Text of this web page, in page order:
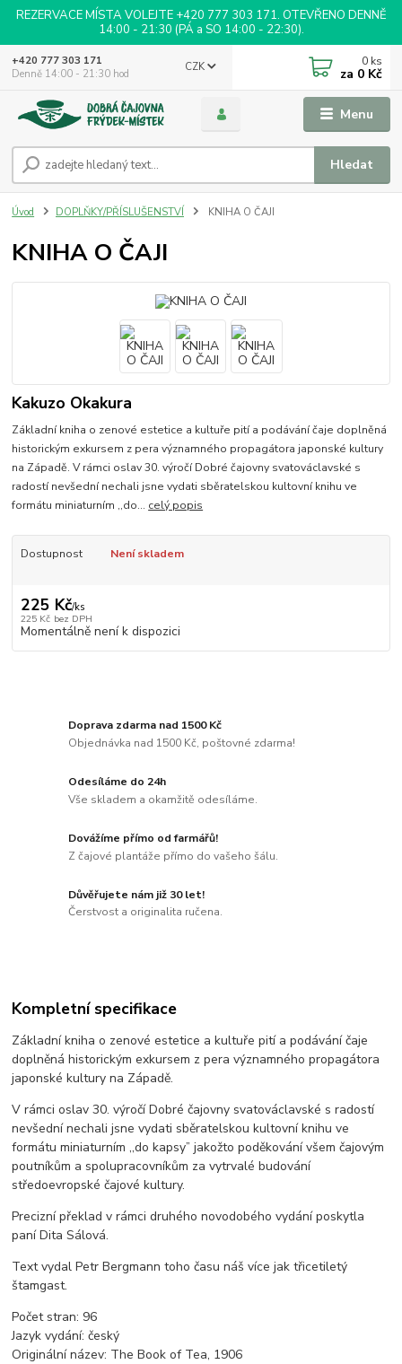
REZERVACE MÍSTA VOLEJTE +420 777 303 171. OTEVŘENO DENNĚ
14:00 - 21:30 (PÁ a SO 14:00 - 22:30).
Menu
CZK
Hledat
+420 777 303 171
Denně 14:00 - 21:30 hod
0 ks
za 0 Kč
Úvod DOPLŇKY/PŘÍSLUŠENSTVÍ KNIHA O ČAJI
KNIHA O ČAJI
Kakuzo Okakura
Základní kniha o zenové estetice a kultuře pití a podávání čaje doplněná
historickým exkursem z pera významného propagátora japonské kultury
na Západě. V rámci oslav 30. výročí Dobré čajovny svatováclavské s
radostí nevšední nechali jsne vydati sběratelskou kultovní knihu ve
formátu miniaturním ,,do... celý popis
Dostupnost Není skladem
225 Kč/ks
225 Kč bez DPH
Momentálně není k dispozici
Doprava zdarma nad 1500 Kč
Objednávka nad 1500 Kč, poštovné zdarma!
Odesíláme do 24h
Vše skladem a okamžitě odesíláme.
Dovážíme přímo od farmářů!
Z čajové plantáže přímo do vašeho šálu.
Důvěřujete nám již 30 let!
Čerstvost a originalita ručena.
Kompletní specifikace
Základní kniha o zenové estetice a kultuře pití a podávání čaje
doplněná historickým exkursem z pera významného propagátora
japonské kultury na Západě.
V rámci oslav 30. výročí Dobré čajovny svatováclavské s radostí
nevšední nechali jsne vydati sběratelskou kultovní knihu ve
formátu miniaturním ,,do kapsy” jakožto poděkování všem čajovým
poutníkům a spolupracovníkům za vytrvalé budování
středoevropské čajové kultury.
Precizní překlad v rámci druhého novodobého vydání poskytla
paní Dita Sálová.
Text vydal Petr Bergmann toho času náš více jak třicetiletý
štamgast.
Počet stran: 96
Jazyk vydání: český
Originální název: The Book of Tea, 1906